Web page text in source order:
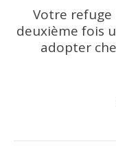
Votre refuge
deuxième fois
adopter